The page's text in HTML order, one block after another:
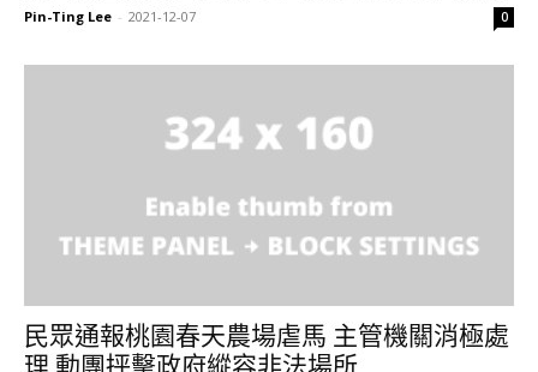
Pin-Ting Lee - 2021-12-07 0
民眾通報桃園春天農場虐馬 主管機關消極處